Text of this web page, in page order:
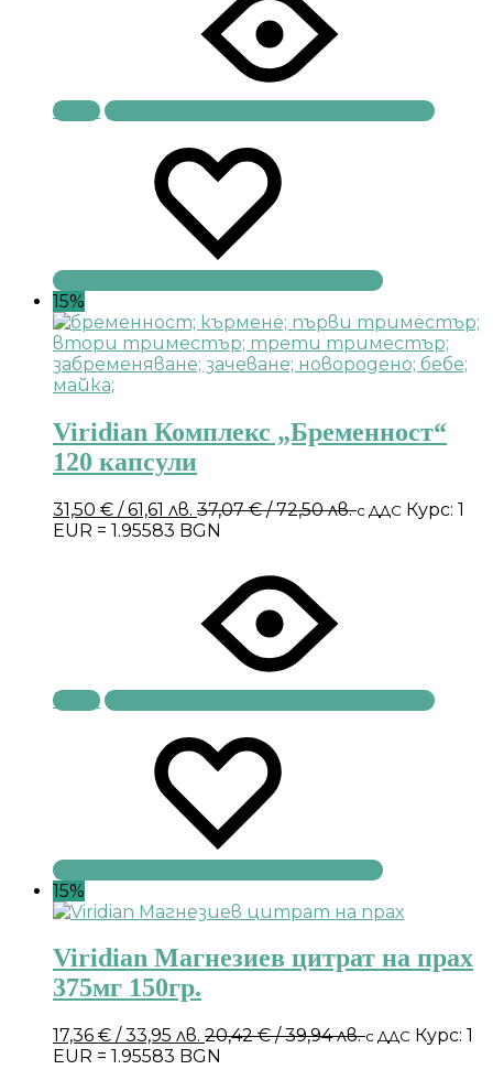
Купи
15%
Viridian Комплекс „Бременност“
120 капсули
31,50 € / 61,61 лв. 37,07€/ 72,50 лв.с ДДС Курс: 1
EUR = 1.95583 BGN
Купи
15%
Viridian Магнезиев цитрат на прах
375мг 150гр.
17,36 € / 33,95 лв. 20,42€/ 39,94 лв.с ДДС Курс: 1
EUR = 1.95583 BGN